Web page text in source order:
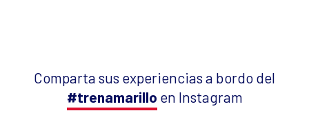
Comparta sus experiencias a bordo del
#trenamarillo en Instagram